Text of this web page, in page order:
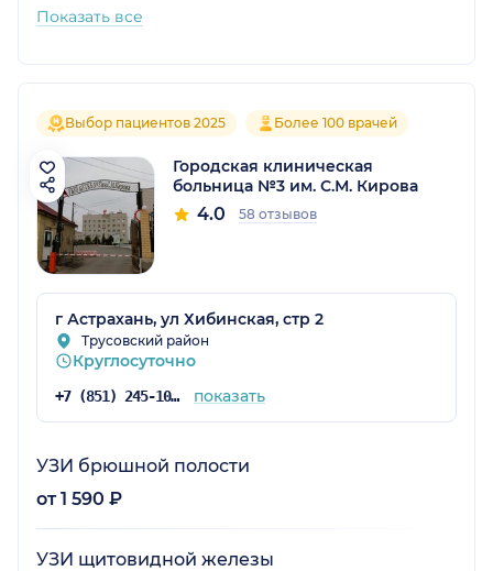
Показать все
Выбор пациентов 2025 Более 100 врачей
Городская клиническая
больница №3 им. С.М. Кирова
4.0 58 отзывов
г Астрахань, ул Хибинская, стр 2
Трусовский район
Круглосуточно
+7 (851) 245-10-00 показать
УЗИ брюшной полости
от 1 590 ₽
УЗИ щитовидной железы